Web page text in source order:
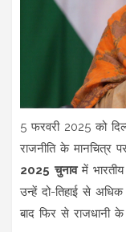
5 फरवरी 2025 को
राजनीति के मानचित्र
2025 चुनावमें
उन्हें दो-तिहाई से
बाद फिर से राजधानी